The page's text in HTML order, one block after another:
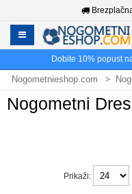
Dobite 10% popust
Nogometnieshop.com
Nogometni
Prikaži: